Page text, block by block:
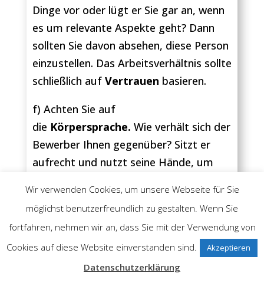
Dinge vor oder lügt er Sie gar an, wenn
es um relevante Aspekte geht? Dann
sollten Sie davon absehen, diese Person
einzustellen. Das Arbeitsverhältnis sollte
schließlich auf Vertrauen basieren.
f) Achten Sie auf
die Körpersprache. Wie verhält sich der
Bewerber Ihnen gegenüber? Sitzt er
aufrecht und nutzt seine Hände, um
unterstreichen? Lächelt die Person oder
schaut sie konzentriert und
angestrengt? Vergessen Sie dabei nicht
Ihre eigeneHaltung:Nicken Sie dem
Bewerber zu, wenn er von sich und
Wir verwenden Cookies, um unsere Webseite für Sie
möglichst benutzerfreundlich zu gestalten. Wenn Sie
fortfahren, nehmen wir an, dass Sie mit der Verwendung von
Cookies auf diese Website einverstanden sind.
Akzeptieren
Datenschutzerklärung